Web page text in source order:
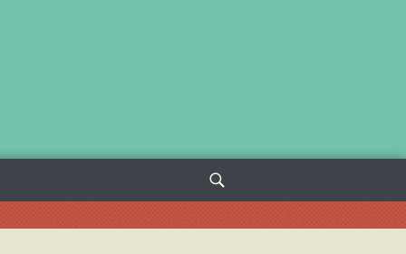
Sök
efter: